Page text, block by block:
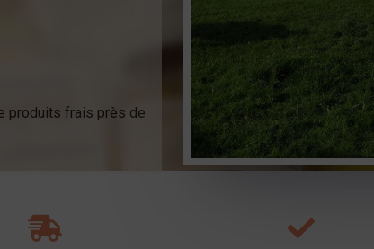
produits frais près de